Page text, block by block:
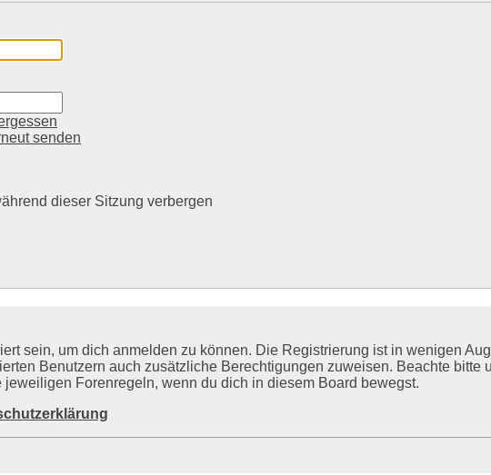
senden
dieser Sitzung verbergen
sein, um dich anmelden zu können. Die Registrierung ist in wenigen
Benutzern auch zusätzliche Berechtigungen zuweisen. Beachte
jeweiligen Forenregeln, wenn du dich in diesem Board bewegst.